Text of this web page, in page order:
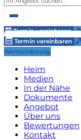
Termin vereinbaren
Termin vereinbaren
Wertschätzung
Heim
Medien
In der Nähe
Dokumente
Angebot
Über uns
Bewertungen
Kontakt